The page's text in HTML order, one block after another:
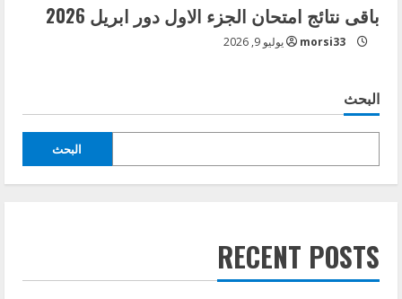
باقى نتائج امتحان الجزء الاول دور ابريل 2026
morsi33 يوليو 9, 2026
البحث
البحث
RECENT POSTS